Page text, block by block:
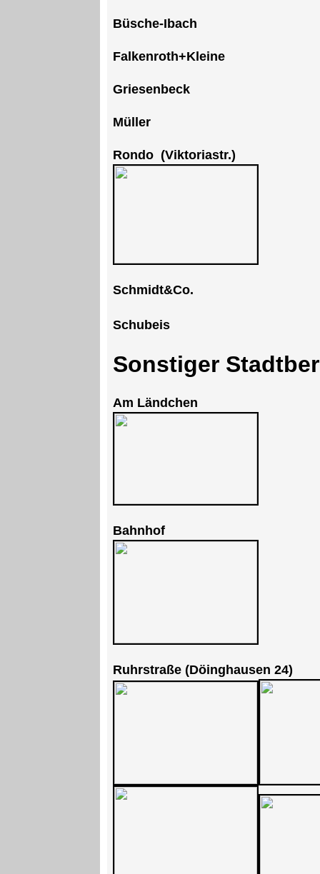
Büsche-Ibach
Falkenroth+Kleine
Griesenbeck
Müller
Rondo (Viktoriastr.)
Schmidt&Co.
Schubeis
Sonstiger
Am Ländchen
Bahnhof
Ruhrstraße (Döinghausen 24)